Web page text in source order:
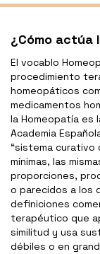
¿Cómo actúa
El vocablo
procedimiento
homeopáticos
medicamentos
la Homeopatía es
Academia
“sistema curativo
mínimas, las
proporciones,
o parecidos a los
definiciones
terapéutico que
similitud y usa
débiles o en